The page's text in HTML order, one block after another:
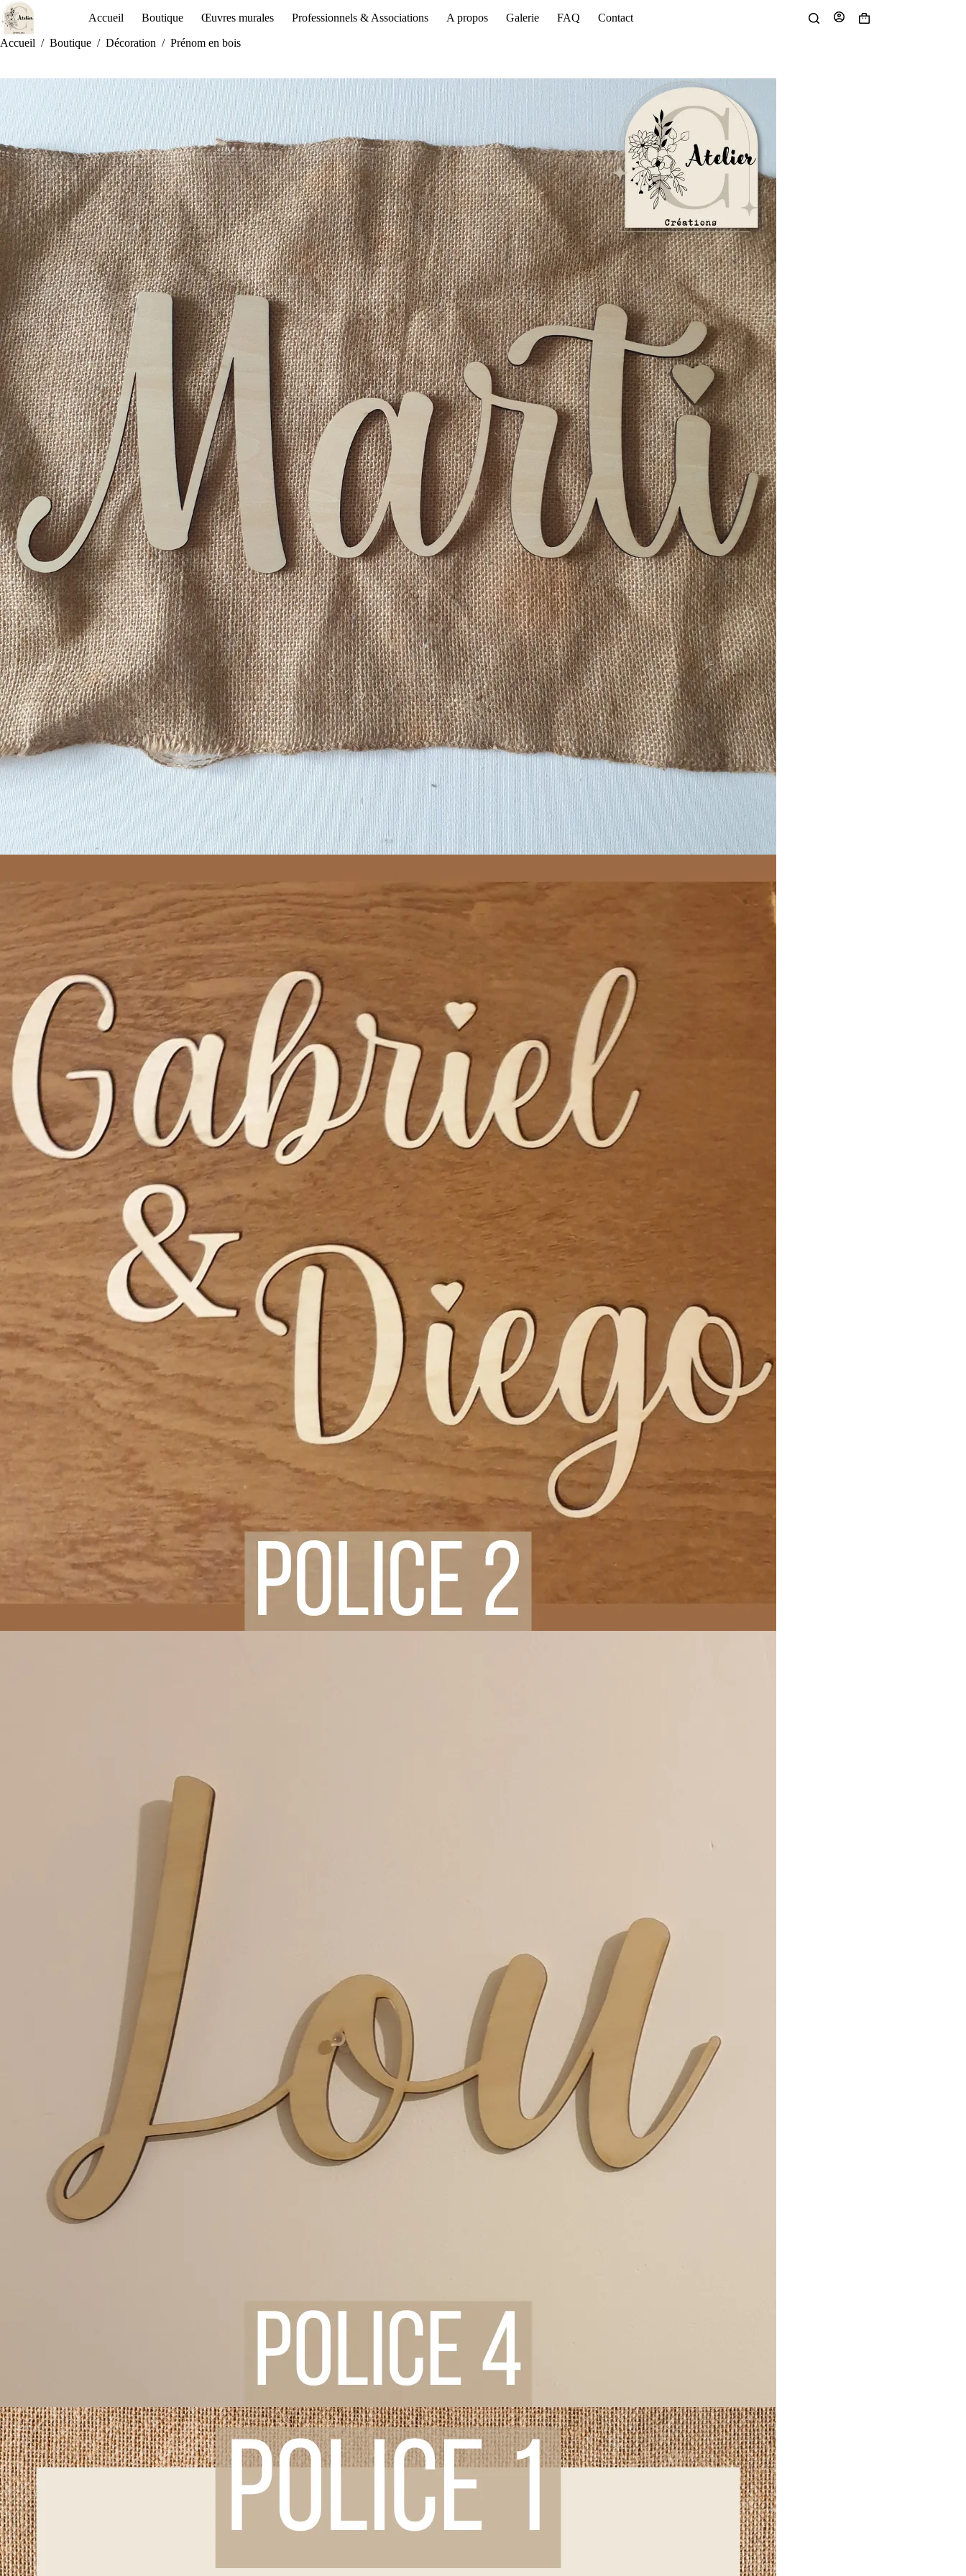
Accueil Boutique Œuvres murales Professionnels & Associations A propos Galerie FAQ Contact
Accueil / Boutique / Décoration / Prénom en bois